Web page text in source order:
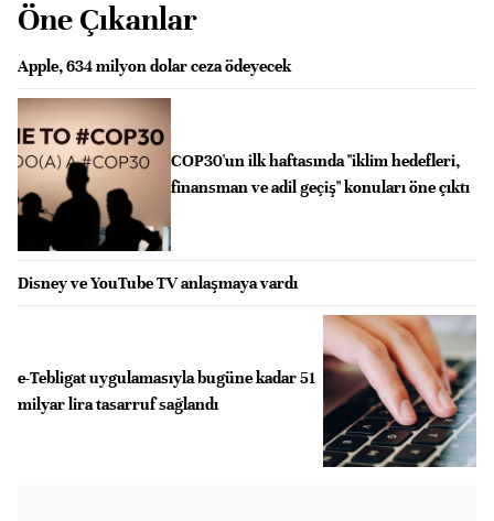
Öne Çıkanlar
Apple, 634 milyon dolar ceza ödeyecek
COP30'un ilk haftasında "iklim hedefleri,
finansman ve adil geçiş" konuları öne çıktı
Disney ve YouTube TV anlaşmaya vardı
e-Tebligat uygulamasıyla bugüne kadar 51
milyar lira tasarruf sağlandı